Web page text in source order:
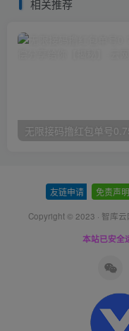
相关推荐
友链申请 免责声明
Copyright © 2023 · 智库
本站已安全